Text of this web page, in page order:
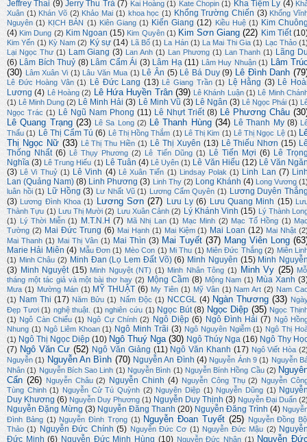
Jeffrey Thai (9) Jerry Thu Trà (7) Kai Hoàng (1) Kate Chopin (1) Kha Tiệm Ly (4)
Xuân (1) Khán Võ (2) Khảo Mai (1) khoa học (1) Khổng Trường Chiến (3) Khổng
Nguyên (1) KỊCH BẢN (1) Kiên Giang (1) Kiến Giang (12) Kiều Huệ (1) Kim
(4) Kim Dung (2) Kim Ngoan (15) Kim Quyên (1) Kim Sơn Giang (22) Kim Tiết
Kim Yến (1) Kỳ Nam (2) Ký sự (14) Lã Bố (1) La Hán (1) La Mai Thi Gia (1) Lạc Thảo
Lại Ngọc Thư (1) Lam Giang (3) Lan Anh (1) Lan Phương (1) Lan Thanh (1) Lãng
(6) Lâm Bích Thuỷ (8) Lâm Cẩm Ái (3) Lâm Hạ (11) Lâm Huy Nhuận (1) Lâm
(30) Lâm Xuân Vi (1) Lâu Văn Mua (1) Lê Ân (5) Lê Bá Duy (9) Lê Đình Danh
Lê Đức Hoàng Vân (1) Lê Đức Lang (13) Lê Giang Trần (1) Lệ Hằng (3) Lê
Lương (4) Lê Hoàng (2) Lê Hứa Huyền Trân (39) Lê Khánh Luận (1) Lê Minh
(1) Lê Minh Dung (2) Lê Minh Hải (3) Lê Minh Vũ (3) Lê Ngân (3) Lê Ngọc Phái (1)
Ngọc Trác (1) Lê Ngũ Nam Phong (11) Lê Nhựt Triết (8) Lê Phương Châu
Lê Quang Trạng (23) Lê Sa Long (2) Lê Thanh Hùng (34) Lê Thanh My (8)
Thấu (1) Lê Thị Cẩm Tú (6) Lê Thị Hồng Thắm (1) Lê Thị Kim (1) Lê Thị Ngọc Lệ (1)
Thị Ngọc Nữ (33) Lê Thị Thu Hiền (1) Lê Thị Xuyên (13) Lê Thiếu Nhơn (15)
Thống Nhất (6) Lê Thụy Phương (2) Lê Tiến Dũng (1) Lê Tiến Mợi (6) Lê
Nghĩa (3) Lê Trung Hiếu (1) Lê Tuân (4) Lê Uyên (1) Lê Văn Hiếu (12) Lê Văn
(3) Lê Vi Thuỷ (1) Lê Vinh (4) Lê Xuân Tiến (1) Lindsay Polak (1) Linh Lan (7)
Lan (Quảng Nam) (8) Linh Phương (3) Linh Thy (2) Long Khánh (4) Long Vương
luân hồi (1) Lữ Hồng (3) Lư Nhất Vũ (1) Lương Cẩm Quyên (1) Lương Duyên
(3) Lương Đình Khoa (1) Lương Sơn (27) Lưu Ly (6) Lưu Quang Minh (15)
Thành Tựu (1) Lưu Thị Mười (2) Lưu Xuân Cảnh (2) Lý Khánh Vinh (15) Lý Thành
(1)
Lý Thời Miễn (1) M.T.N.H (7) Mã Nhị Lan (1) Mạc Minh (2) Mạc Tố Hồng (1)
Tường (2) Mai Đức Trung (6) Mai Hạnh (1) Mai Kiệm (1) Mai Loan (12) Mai Nhật
Mai Thanh (1) Mai Thị Vân (1) Mai Thìn (3) Mai Tuyết (37) Mang Viên Long
Marie Hải Miên (4) Mẫu Đơn (1) Mèo Con (1) Mi Thu (1) Miên Đức Thắng (2) Miên
(1) Minh Châu (2) Minh Đan (Lọ Lem Đất Võ) (6) Minh Nguyên (15) Minh
(3) Minh Nguyệt (15) Minh Nguyệt (NT) (1) Minh Nhân Tông (1) Minh Vy (25)
tháng một tác giả và một bài thơ hay (2) Mộng Cầm (8) Mộng Nam (1) Mùa Xanh
Mưa (1) Mường Mán (1) MỸ THUẬT (6) My Tiên (1) Mỹ Vân (1) Nam Art (2) Nam
(1) Nam Thi (17) Năm Bửu (1) Nấm Độc (1) NCCGL (4) Ngàn Thương (33)
Đẹp Tươi (1) nghệ thuật. (1) nghiên cứu (1) Ngọc Bút (8) Ngọc Diệp (35) Ngọc
(1) Ngô Càn Chiểu (1) Ngô Cự Chính (2) Ngô Diệp (6) Ngô Đình Hải (7) Ngô
Nhung (1) Ngô Liêm Khoan (1) Ngô Minh Trãi (3) Ngô Nguyên Ngiễm (1) Ngô Thị
(1) Ngô Thị Ngọc Diệp (10) Ngô Thuý Nga (30) Ngô Thúy Nga (16) Ngô Thy
(7) Ngô Văn Cư (52) Ngô Văn Giảng (11) Ngô Văn Khanh (17) Ngô Viết Hòa
Nguyễn (1) Nguyễn An Bình (70) Nguyễn An Đình (4) Nguyễn Ánh 9 (1) Nguyễn
Nhân (1) Nguyễn Bích Sao Linh (1) Nguyễn Bình (1) Nguyễn Bính Hồng Cầu (2)
Cẩn (26) Nguyễn Châu (2) Nguyễn Chinh (4) Nguyễn Công Thụ (2) Nguyễn
Tùng Chinh (1) Nguyễn Cử Tú Quỳnh (2) Nguyên Diệp (1) Nguyễn Dũng (1)
Duy Khương (6) Nguyễn Duy Phương (1) Nguyễn Duy Thịnh (3) Nguyễn Đại Duẩn
Nguyễn Đặng Mừng (3) Nguyễn Đăng Thanh (20) Nguyễn Đăng Trình (4)
Đình Bảng (1) Nguyễn Đình Trọng (1) Nguyễn Đoan Tuyết (25)
Nguyễn Đồng
Thảo (1) Nguyễn Đức Chính (5) Nguyễn Đức Cơ (1) Nguyễn Đức Mậu (2)
Đức Minh (6) Nguyễn Đức Minh Hùng (10) Nguyễn Đức Nhân (1) Nguyễn